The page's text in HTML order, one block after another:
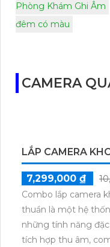
Phòng Khám Ghi Âm
đêm có màu
CAMERA
LẮP CAMERA
7,299,000 ₫
Combo lắp camera
thuần là một hệ
những tính năng
tích hợp thu âm,